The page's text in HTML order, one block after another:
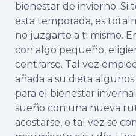
bienestar de invierno. Si
esta temporada, es
no juzgarte a ti mismo.
con algo pequeño,
centrarse. Tal vez
añada a su dieta
para el bienestar
sueño con una nueva
acostarse, o tal vez se